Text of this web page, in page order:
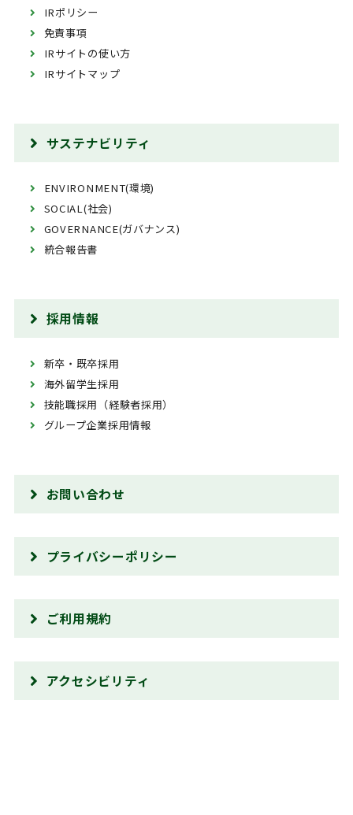
IRポリシー
免責事項
IRサイトの使い方
IRサイトマップ
サステナビリティ
ENVIRONMENT(環境)
SOCIAL(社会)
GOVERNANCE(ガバナンス)
統合報告書
採用情報
新卒・既卒採用
海外留学生採用
技能職採用（経験者採用）
グループ企業採用情報
お問い合わせ
プライバシーポリシー
ご利用規約
アクセシビリティ